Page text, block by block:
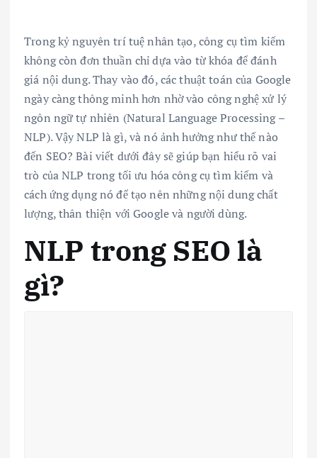
Trong kỷ nguyên trí tuệ nhân tạo, công cụ tìm kiếm
không còn đơn thuần chỉ dựa vào từ khóa để đánh
giá nội dung. Thay vào đó, các thuật toán của Google
ngày càng thông minh hơn nhờ vào công nghệ xử lý
ngôn ngữ tự nhiên (Natural Language Processing –
NLP). Vậy NLP là gì, và nó ảnh hưởng như thế nào
đến SEO? Bài viết dưới đây sẽ giúp bạn hiểu rõ vai
trò của NLP trong tối ưu hóa công cụ tìm kiếm và
cách ứng dụng nó để tạo nên những nội dung chất
lượng, thân thiện với Google và người dùng.
NLP trong SEO là
gì?